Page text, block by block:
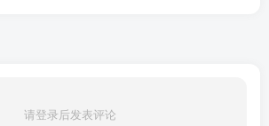
请登录后发表评论